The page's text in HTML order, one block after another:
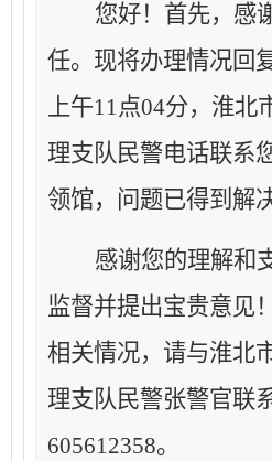
您好！首先，感
任。现将办理情况回
上午11点04分， 淮北
理支队 民警电话联系
领馆，问题已得到解决
感谢您的理解和
监督并提出宝贵意见
相关情况， 请与淮北
理支队 民警张警官联
605612358。